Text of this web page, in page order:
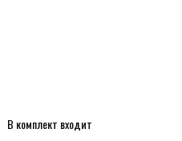
В комплект входит